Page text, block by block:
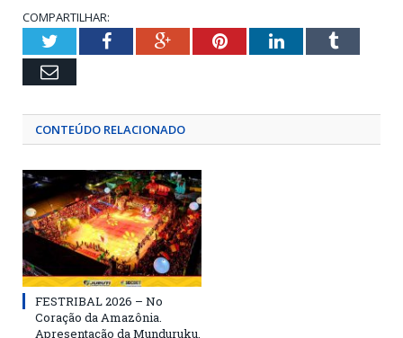
COMPARTILHAR:
TwitterFacebookGoogle+PinterestLinkedInTumblr
Email
CONTEÚDO RELACIONADO
FESTRIBAL 2026 – No
Coração da Amazônia.
Apresentação da Munduruku.